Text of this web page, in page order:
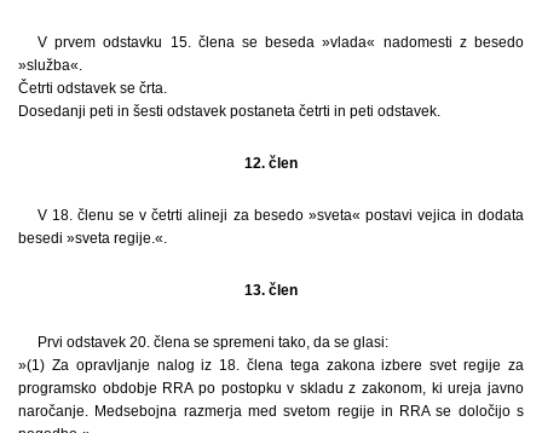
V prvem odstavku 15. člena se beseda »vlada« nadomesti z besedo
»služba«.
Četrti odstavek se črta.
Dosedanji peti in šesti odstavek postaneta četrti in peti odstavek.
12. člen
V 18. členu se v četrti alineji za besedo »sveta« postavi vejica in dodata
besedi »sveta regije.«.
13. člen
Prvi odstavek 20. člena se spremeni tako, da se glasi:
»(1) Za opravljanje nalog iz 18. člena tega zakona izbere svet regije za
programsko obdobje RRA po postopku v skladu z zakonom, ki ureja javno
naročanje. Medsebojna razmerja med svetom regije in RRA se določijo s